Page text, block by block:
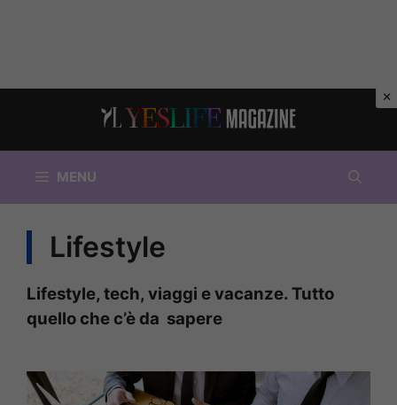
MENU
Lifestyle
Lifestyle, tech, viaggi e vacanze. Tutto
quello che c’è da sapere